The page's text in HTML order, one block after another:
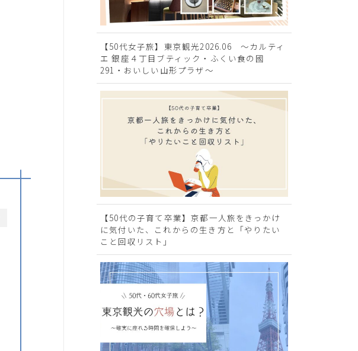
【50代女子旅】東京観光2026.06 ～カルティ
エ 銀座４丁目ブティック・ふくい食の國
291・おいしい山形プラザ～
【50代の子育て卒業】京都一人旅をきっかけ
に気付いた、これからの生き方と「やりたい
こと回収リスト」